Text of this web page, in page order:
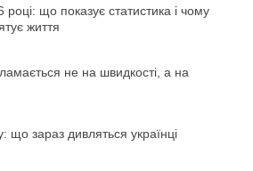
році: що показує статистика і чому
життя
не на швидкості, а на
що зараз дивляться українці